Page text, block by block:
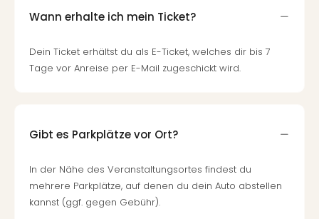
Wann erhalte ich mein Ticket?
Dein Ticket erhältst du als E-Ticket, welches dir bis 7
Tage vor Anreise per E-Mail zugeschickt wird.
Gibt es Parkplätze vor Ort?
In der Nähe des Veranstaltungsortes findest du
mehrere Parkplätze, auf denen du dein Auto abstellen
kannst (ggf. gegen Gebühr).